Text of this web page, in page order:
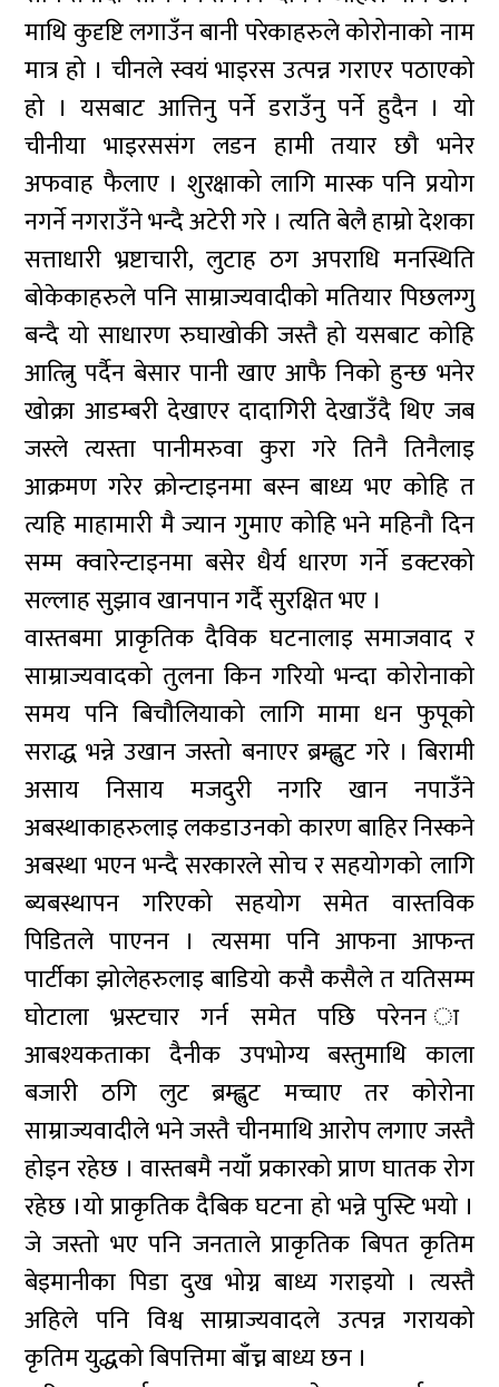
माथि कुदृष्टि लगाउँन बानी परेकाहरुले कोरोनाको नाम
मात्र हो । चीनले स्वयं भाइरस उत्पन्न गराएर पठाएको
हो । यसबाट आत्तिनु पर्ने डराउँनु पर्ने हुदैन । यो
चीनीया भाइरससंग लडन हामी तयार छौ भनेर
अफवाह फैलाए । शुरक्षाको लागि मास्क पनि प्रयोग
नगर्ने नगराउँने भन्दै अटेरी गरे । त्यति बेलै हाम्रो देशका
सत्ताधारी भ्रष्टाचारी, लुटाह ठग अपराधि मनस्थिति
बोकेकाहरुले पनि साम्राज्यवादीको मतियार पिछलग्गु
बन्दै यो साधारण रुघाखोकी जस्तै हो यसबाट कोहि
आत्त्निु पर्दैन बेसार पानी खाए आफै निको हुन्छ भनेर
खोक्रा आडम्बरी देखाएर दादागिरी देखाउँदै थिए जब
जस्ले त्यस्ता पानीमरुवा कुरा गरे तिनै तिनैलाइ
आक्रमण गरेर क्रोन्टाइनमा बस्न बाध्य भए कोहि त
त्यहि माहामारी मै ज्यान गुमाए कोहि भने महिनौ दिन
सम्म क्वारेन्टाइनमा बसेर धैर्य धारण गर्ने डक्टरको
सल्लाह सुझाव खानपान गर्दै सुरक्षित भए ।
वास्तबमा प्राकृतिक दैविक घटनालाइ समाजवाद र
साम्राज्यवादको तुलना किन गरियो भन्दा कोरोनाको
समय पनि बिचौलियाको लागि मामा धन फुपूको
सराद्ध भन्ने उखान जस्तो बनाएर ब्रम्ह्लुट गरे । बिरामी
असाय निसाय मजदुरी नगरि खान नपाउँने
अबस्थाकाहरुलाइ लकडाउनको कारण बाहिर निस्कने
अबस्था भएन भन्दै सरकारले सोच र सहयोगको लागि
ब्यबस्थापन गरिएको सहयोग समेत वास्तविक
पिडितले पाएनन । त्यसमा पनि आफना आफन्त
पार्टीका झोलेहरुलाइ बाडियो कसै कसैले त यतिसम्म
घोटाला भ्रस्टचार गर्न समेत पछि परेनन ा
आबश्यकताका दैनीक उपभोग्य बस्तुमाथि काला
बजारी ठगि लुट ब्रम्ह्लुट मच्चाए तर कोरोना
साम्राज्यवादीले भने जस्तै चीनमाथि आरोप लगाए जस्तै
होइन रहेछ । वास्तबमै नयाँ प्रकारको प्राण घातक रोग
रहेछ ।यो प्राकृतिक दैबिक घटना हो भन्ने पुस्टि भयो ।
जे जस्तो भए पनि जनताले प्राकृतिक बिपत कृतिम
बेइमानीका पिडा दुख भोग्न बाध्य गराइयो । त्यस्तै
अहिले पनि विश्व साम्राज्यवादले उत्पन्न गरायको
कृतिम युद्धको बिपत्तिमा बाँच्न बाध्य छन ।